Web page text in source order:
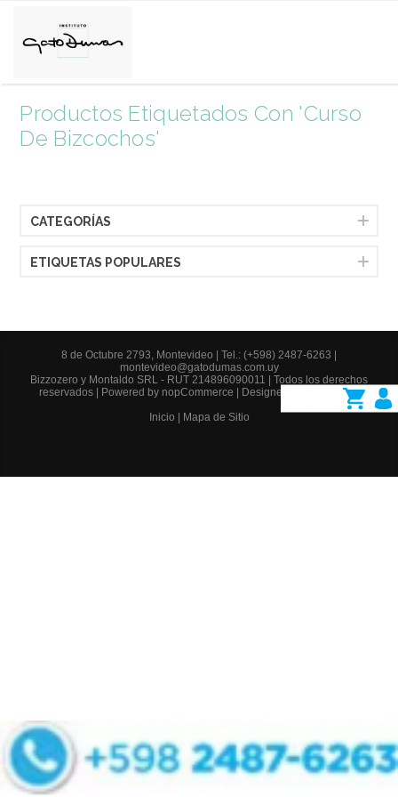
Productos Etiquetados Con 'curso
De Bizcochos'
CATEGORÍAS
ETIQUETAS POPULARES
8 de Octubre 2793, Montevideo | Tel.: (+598) 2487-6263
montevideo@gatodumas.com.uy
Bizzozero y Montaldo SRL - RUT 214896090011 | Todos los derechos
reservados | Powered by nopCommerce | Designed by
AgileWorks
Inicio
Mapa de Sitio